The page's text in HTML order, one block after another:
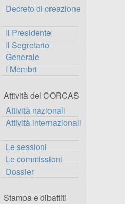
Decreto di creazione
Il Presidente
Il Segretario
Generale
I Membri
Attività del CORCAS
Attività nazionali
Attività internazionali
Le sessioni
Le commissioni
Dossier
Stampa e dibattiti